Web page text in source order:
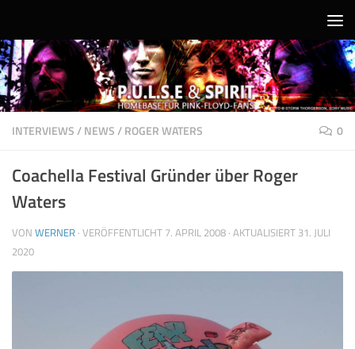
INTERVIEWS/NEWS/ROGER WATERS 0
Coachella Festival Gründer über Roger
Waters
VON WERNER · VERÖFFENTLICHT 7. APRIL 2008 · AKTUALISIERT 31. JULI
2020